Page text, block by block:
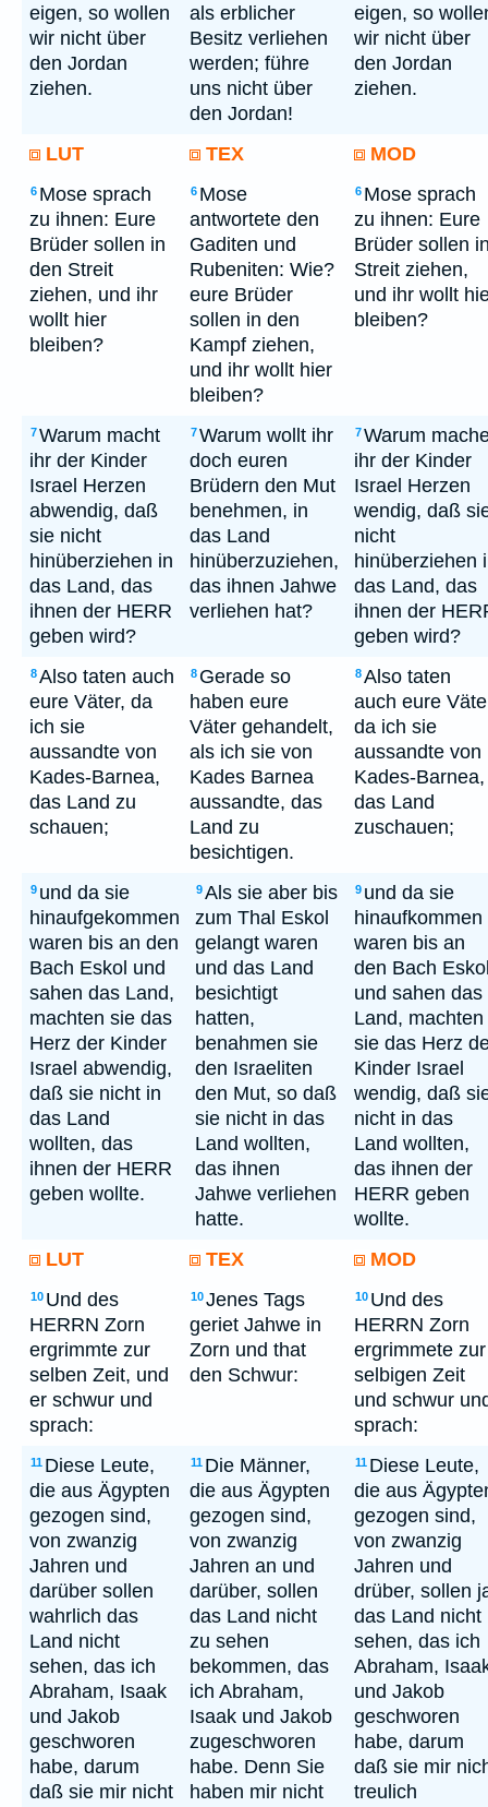
eigen, so wollen
wir nicht über
den Jordan
ziehen.
als erblicher
Besitz verliehen
werden; führe
uns nicht über
den Jordan!
eigen, so
wir nicht über
den Jordan
ziehen.
LUT TEX MOD
6 Mose sprach
zu ihnen: Eure
Brüder sollen in
den Streit
ziehen, und ihr
wollt hier
bleiben?
6 Mose
antwortete den
Gaditen und
Rubeniten: Wie?
eure Brüder
sollen in den
Kampf ziehen,
und ihr wollt hier
bleiben?
6 Mose sprach
zu ihnen: Eure
Brüder sollen
Streit ziehen,
und ihr wollt
bleiben?
7Warum macht
ihr der Kinder
Israel Herzen
abwendig, daß
sie nicht
hinüberziehen in
das Land, das
ihnen der HERR
geben wird?
7Warum wollt ihr
doch euren
Brüdern den Mut
benehmen, in
das Land
hinüberzuziehen,
das ihnen Jahwe
verliehen hat?
7Warum
ihr der Kinder
Israel Herzen
wendig, daß
nicht
hinüberziehen
das Land, das
ihnen der
geben wird?
8Also taten auch
eure Väter, da
ich sie
aussandte von
Kades-Barnea,
das Land zu
schauen;
8 Gerade so
haben eure
Väter gehandelt,
als ich sie von
Kades Barnea
aussandte, das
Land zu
besichtigen.
8Also taten
auch eure
da ich sie
aussandte von
Kades-Barnea,
das Land
zuschauen;
9 und da sie
hinaufgekommen
waren bis an den
Bach Eskol und
sahen das Land,
machten sie das
Herz der Kinder
Israel abwendig,
daß sie nicht in
das Land
wollten, das
ihnen der HERR
geben wollte.
9Als sie aber bis
zum Thal Eskol
gelangt waren
und das Land
besichtigt
hatten,
benahmen sie
den Israeliten
den Mut, so daß
sie nicht in das
Land wollten,
das ihnen
Jahwe verliehen
hatte.
9 und da sie
hinaufkommen
waren bis an
den Bach
und sahen das
Land, machten
sie das Herz
Kinder Israel
wendig, daß
nicht in das
Land wollten,
das ihnen der
HERR geben
wollte.
LUT
TEX MOD
10 Und des
HERRN Zorn
ergrimmte zur
selben Zeit, und
er schwur und
sprach:
10Jenes Tags
geriet Jahwe in
Zorn und that
den Schwur:
10 Und des
HERRN Zorn
ergrimmete zur
selbigen Zeit
und schwur
sprach:
11 Diese Leute,
die aus Ägypten
gezogen sind,
von zwanzig
Jahren und
darüber sollen
wahrlich das
Land nicht
sehen, das ich
Abraham, Isaak
und Jakob
geschworen
habe, darum
daß sie mir nicht
11 Die Männer,
die aus Ägypten
gezogen sind,
von zwanzig
Jahren an und
darüber, sollen
das Land nicht
zu sehen
bekommen, das
ich Abraham,
Isaak und Jakob
zugeschworen
habe. Denn Sie
haben mir nicht
11 Diese Leute,
die aus
gezogen sind,
von zwanzig
Jahren und
drüber, sollen
das Land nicht
sehen, das ich
Abraham,
und Jakob
geschworen
habe, darum
daß sie mir
treulich